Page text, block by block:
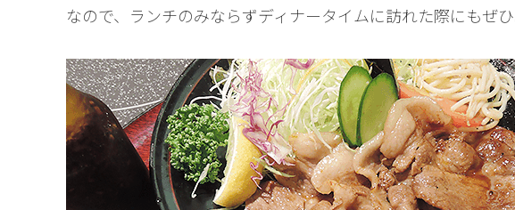
なので、ランチのみならずディナータイムに訪れた際にもぜひ